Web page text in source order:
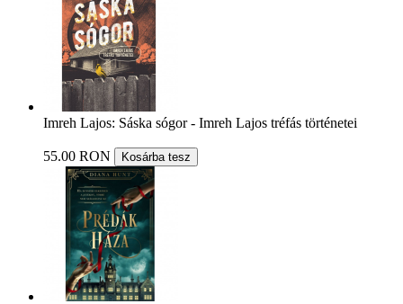
Imreh Lajos: Sáska sógor - Imreh Lajos tréfás történetei
55.00 RON Kosárba tesz